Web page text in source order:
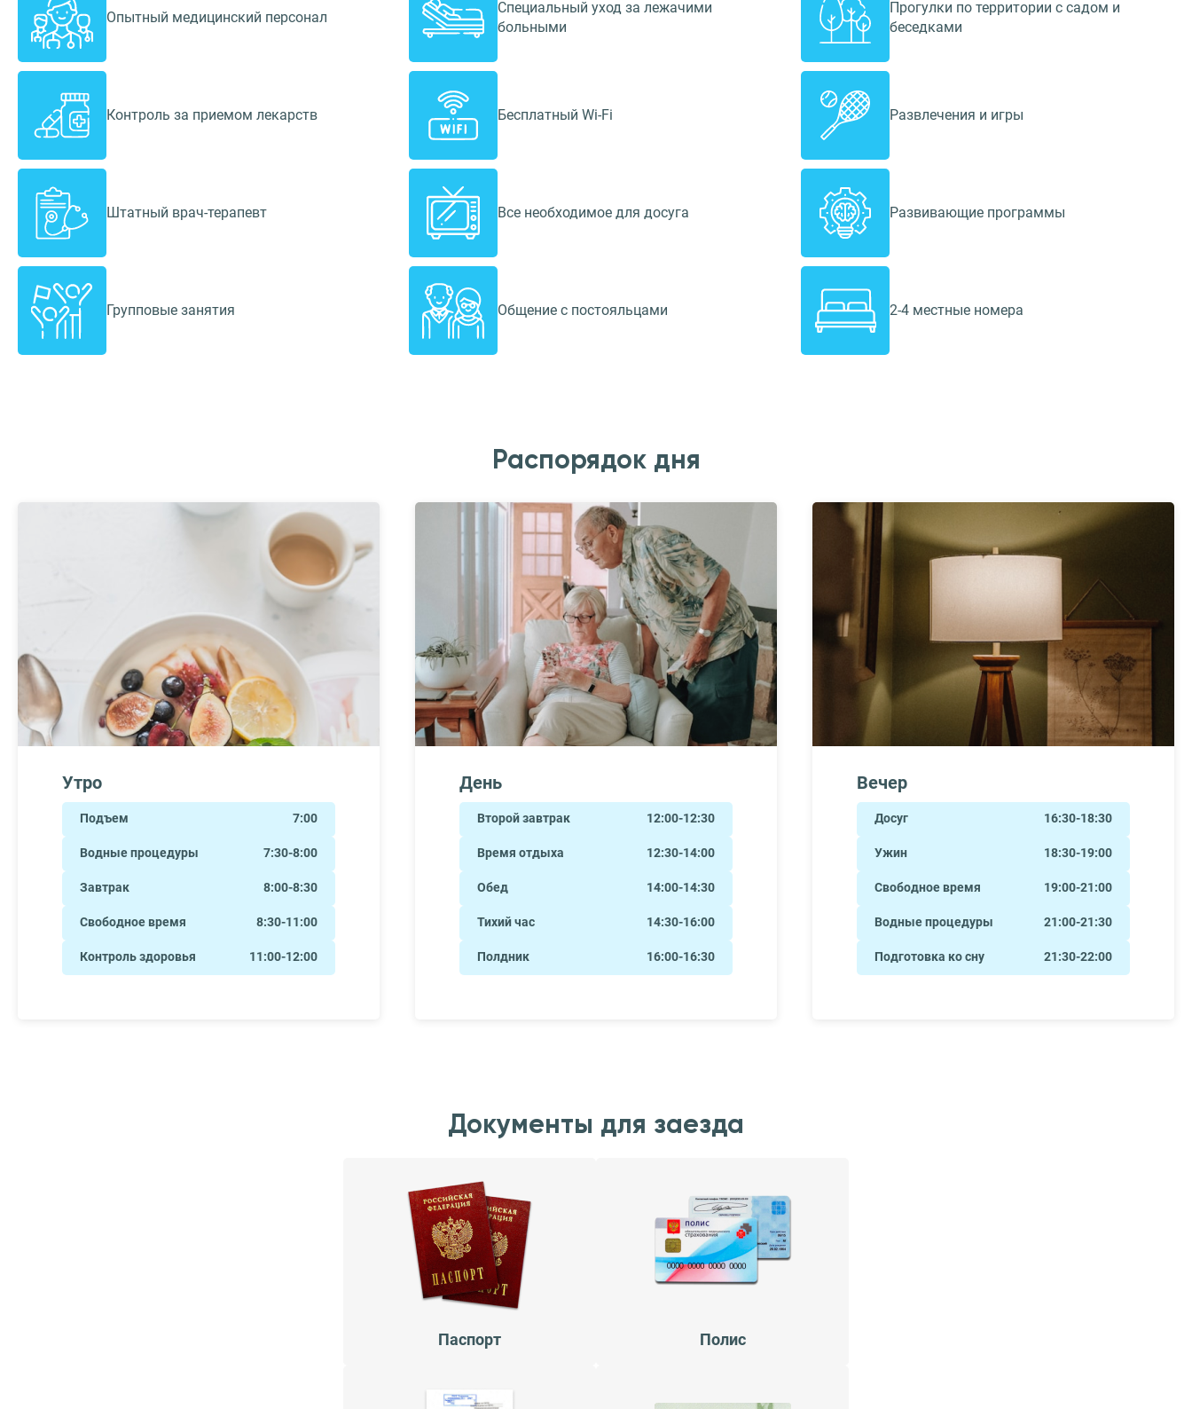
Опытный медицинский персонал
Специальный уход за лежачими
больными
Прогулки по территории с садом и
беседками
Контроль за приемом лекарств Бесплатный Wi-Fi Развлечения и игры
Штатный врач-терапевт Все необходимое для досуга Развивающие программы
Групповые занятия Общение с постояльцами 2-4 местные номера
Распорядок дня
Утро
Подъем 7:00
Водные процедуры 7:30-8:00
Завтрак 8:00-8:30
Свободное время 8:30-11:00
Контроль здоровья 11:00-12:00
День
Второй завтрак 12:00-12:30
Время отдыха 12:30-14:00
Обед 14:00-14:30
Тихий час 14:30-16:00
Полдник 16:00-16:30
Вечер
Досуг 16:30-18:30
Ужин 18:30-19:00
Свободное время 19:00-21:00
Водные процедуры 21:00-21:30
Подготовка ко сну 21:30-22:00
Документы для заезда
Паспорт Полис